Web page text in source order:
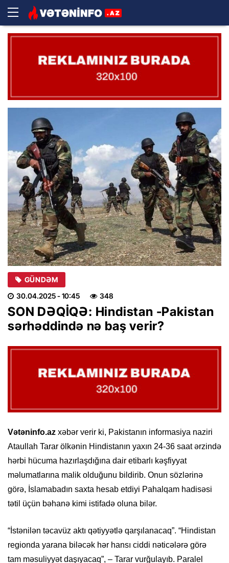
GÜNDƏM
30.04.2025- 10:45 348
SON DƏQİQƏ: Hindistan -Pakistan
sərhəddində nə baş verir?
Vətəninfo.az xəbər verir ki, Pakistanın informasiya naziri
Ataullah Tarar ölkənin Hindistanın yaxın 24-36 saat ərzində
hərbi hücuma hazırlaşdığına dair etibarlı kəşfiyyat
məlumatlarına malik olduğunu bildirib. Onun sözlərinə
görə, İslamabadın saxta hesab etdiyi Pahalqam hadisəsi
tətil üçün bəhanə kimi istifadə oluna bilər.
“İstənilən təcavüz aktı qətiyyətlə qarşılanacaq”. “Hindistan
regionda yarana biləcək hər hansı ciddi nəticələrə görə
tam məsuliyyət daşıyacaq”, – Tarar vurğulayıb. Paralel